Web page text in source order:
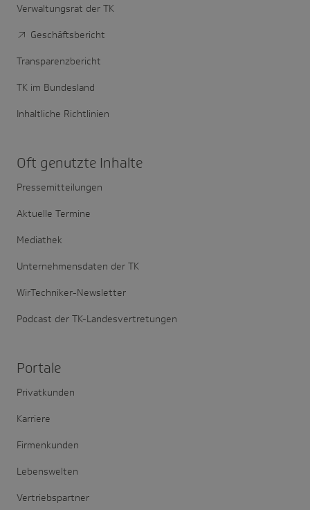
Verwaltungsrat der TK
Geschäftsbericht
Transparenzbericht
TK im Bundesland
Inhaltliche Richtlinien
Oft genutzte Inhalte
Pressemitteilungen
Aktuelle Termine
Mediathek
Unternehmensdaten der TK
WirTechniker-Newsletter
Podcast der TK-Landesvertretungen
Portale
Privatkunden
Karriere
Firmenkunden
Lebenswelten
Vertriebspartner